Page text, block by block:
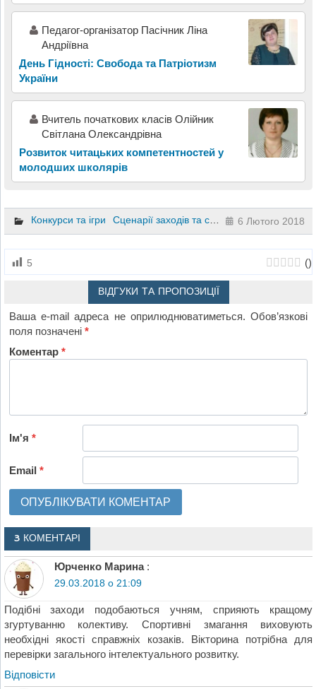
Педагог-організатор Пасічник Ліна
Андріївна
День Гідності: Свобода та Патріотизм
України
Вчитель початкових класів Олійник
Світлана Олександрівна
Розвиток читацьких компетентностей у
молодших школярів
Конкурси та ігри Сценарії заходів та свят Українська
6 Лютого 2018
5 ()
ВІДГУКИ ТА ПРОПОЗИЦІЇ
Ваша e-mail адреса не оприлюднюватиметься. Обов’язкові
поля позначені*
Коментар*
Ім'я*
Email*
3 КОМЕНТАРІ
Юрченко Марина :
29.03.2018 о 21:09
Подібні заходи подобаються учням, сприяють кращому
згуртуванню колективу. Спортивні змагання виховують
необхідні якості справжніх козаків. Вікторина потрібна для
перевірки загального інтелектуального розвитку.
Відповіcти